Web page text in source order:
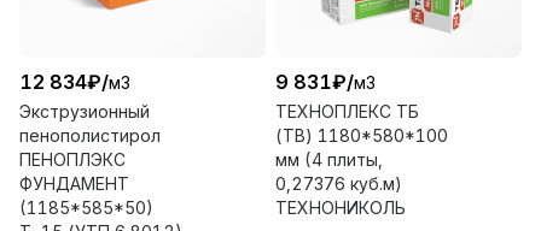
12 834₽/м3
Экструзионный
пенополистирол
ПЕНОПЛЭКС
ФУНДАМЕНТ
(1185*585*50)
9 831₽/м3
ТЕХНОПЛЕКС ТБ
(ТВ) 1180*580*100
мм (4 плиты,
0,27376 куб.м)
ТЕХНОНИКОЛЬ